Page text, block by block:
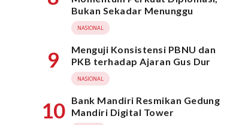
Bukan Sekadar Menunggu
NASIONAL
9
Menguji Konsistensi PBNU dan
PKB terhadap Ajaran Gus Dur
NASIONAL
10 Bank Mandiri Resmikan Gedung
Mandiri Digital Tower